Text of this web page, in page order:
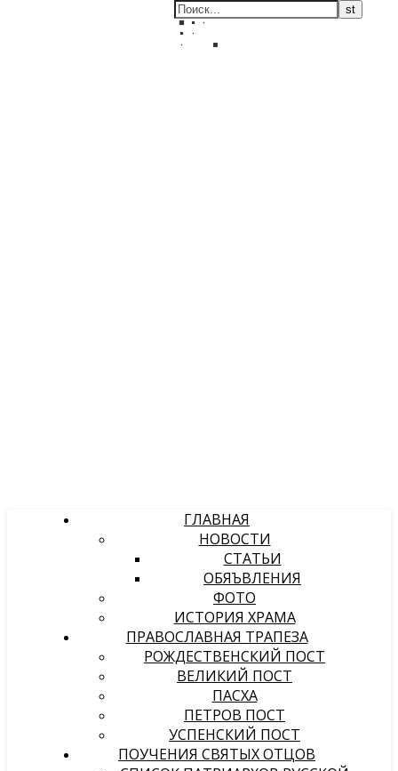
ГЛАВНАЯ
НОВОСТИ
СТАТЬИ
ОБЯЪВЛЕНИЯ
ФОТО
ИСТОРИЯ ХРАМА
ПРАВОСЛАВНАЯ ТРАПЕЗА
РОЖДЕСТВЕНСКИЙ ПОСТ
ВЕЛИКИЙ ПОСТ
ПАСХА
ПЕТРОВ ПОСТ
УСПЕНСКИЙ ПОСТ
ПОУЧЕНИЯ СВЯТЫХ ОТЦОВ